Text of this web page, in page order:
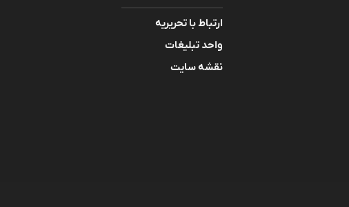
ارتباط با تحریریه
واحد تبلیغات
نقشه سایت